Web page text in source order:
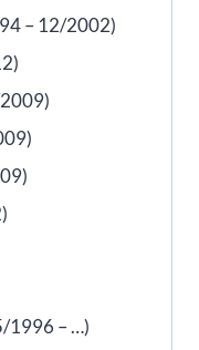
– 12/2002)
1996 – …)